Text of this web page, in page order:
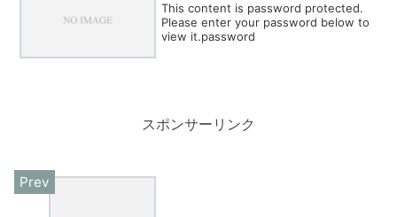
This content is password protected.
Please enter your password below to
view it.password
スポンサーリンク